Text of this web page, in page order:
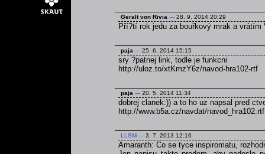
Geralt von Rivia --- 28. 9. 2014 20:29
Pří?tí rok jedu za bouřkový mrak a
paja --- 25. 6. 2014 15:15
sry ?patnej link, todle je funkcni
http://uloz.to/xtKmzY6z/navod-hra102-rtf
paja --- 20. 5. 2014 11:34
dobrej clanek:)) a to ho uz napsal pred
http://www.b5a.cz/navdat/navod_hra102.rtf
LLSM --- 3. 7. 2013 12:16
Amaranth: Co se tyce inspiromatu,